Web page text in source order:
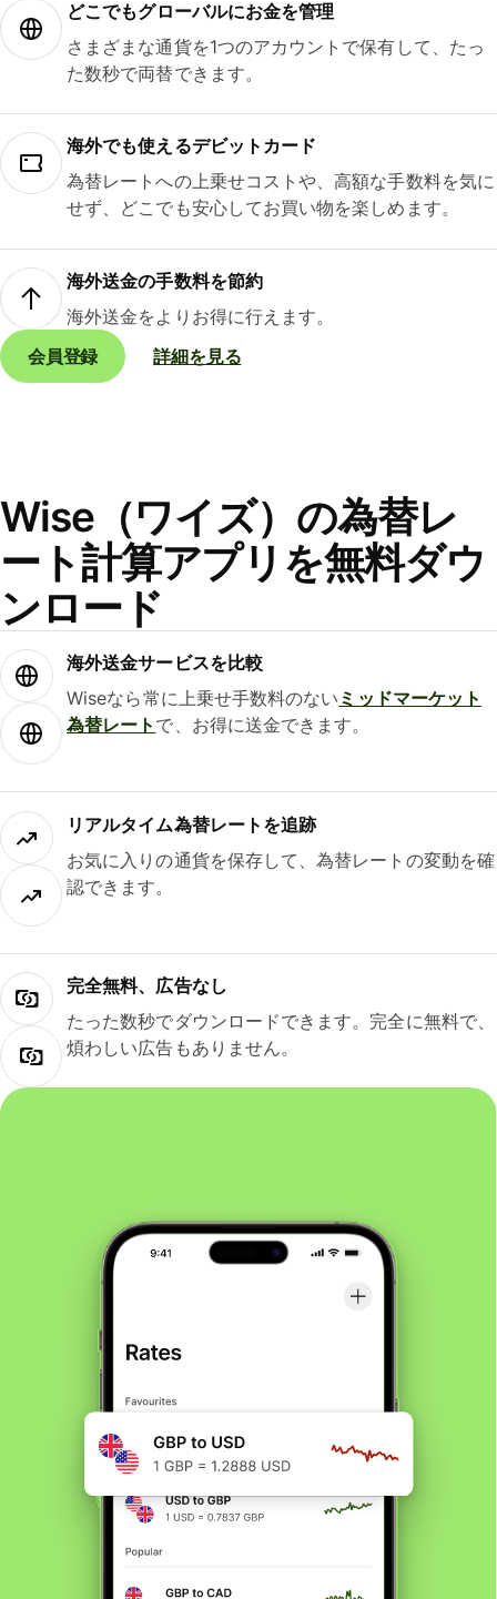
どこでもグ⁠ロ⁠ー⁠バ⁠ルにお金を管理
さまざまな通貨を1つのアカウントで保有して、たっ
た数秒で両替できます。
海外でも使えるデビットカード
為替レートへの上乗せコストや、高額な手数料を気に
せず、どこでも安心してお買い物を楽しめます。
海外送金の手数料を節約
海外送金をよりお得に行えます。
会員登録
詳細を見る
Wise（ワイズ）の為替レ
ート計算アプリを無料ダウ
ンロード
海外送金サービスを比較
Wiseなら常に上乗せ手数料のない ミッドマーケット
為替レート で、お得に送金できます。
リアルタイム為替レートを追跡
お気に入りの通貨を保存して、為替レートの変動を確
認できます。
完全無料、広告なし
たった数秒でダウンロードできます。完全に無料で、
煩わしい広告もありません。